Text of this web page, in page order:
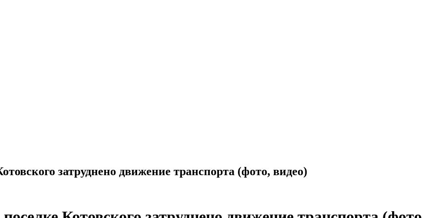
затруднено движение транспорта (фото, видео)